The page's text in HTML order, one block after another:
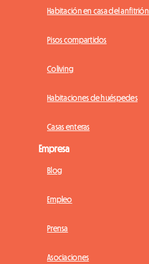
Habitación en casa del anfitrión
Pisos compartidos
Coliving
Habitaciones de huéspedes
Casas enteras
Empresa
Blog
Empleo
Prensa
Asociaciones